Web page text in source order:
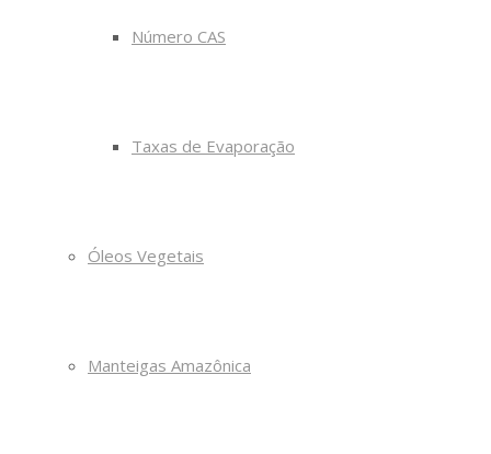
Número CAS
Taxas de Evaporação
Óleos Vegetais
Manteigas Amazônica